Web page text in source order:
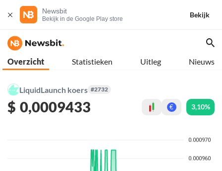
Newsbit
Bekijk in de Google Play store
Bekijk
Overzicht Statistieken Uitleg Nieuws
LiquidLaunch koers #2732
$ 0,0009433 € 3,10%